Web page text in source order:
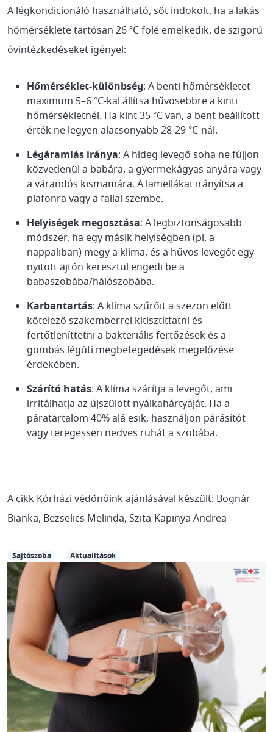
A légkondicionáló használható, sőt indokolt, ha a lakás
hőmérséklete tartósan 26 °C fölé emelkedik, de szigorú
óvintézkedéseket igényel:
Hőmérséklet-különbség: A benti hőmérsékletet
maximum 5–6 °C-kal állítsa hűvösebbre a kinti
hőmérsékletnél. Ha kint 35 °C van, a bent beállított
érték ne legyen alacsonyabb 28-29 °C-nál.
Légáramlás iránya: A hideg levegő soha ne fújjon
közvetlenül a babára, a gyermekágyas anyára vagy
a várandós kismamára. A lamellákat irányítsa a
plafonra vagy a fallal szembe.
Helyiségek megosztása: A legbiztonságosabb
módszer, ha egy másik helyiségben (pl. a
nappaliban) megy a klíma, és a hűvös levegőt egy
nyitott ajtón keresztül engedi be a
babaszobába/hálószobába.
Karbantartás: A klíma szűrőit a szezon előtt
kötelező szakemberrel kitisztíttatni és
fertőtleníttetni a bakteriális fertőzések és a
gombás légúti megbetegedések megelőzése
érdekében.
Szárító hatás: A klíma szárítja a levegőt, ami
irritálhatja az újszülött nyálkahártyáját. Ha a
páratartalom 40% alá esik, használjon párásítót
vagy teregessen nedves ruhát a szobába.
A cikk Kórházi védőnőink ajánlásával készült: Bognár
Bianka, Bezselics Melinda, Szita-Kapinya Andrea
Sajtószoba Aktualitások